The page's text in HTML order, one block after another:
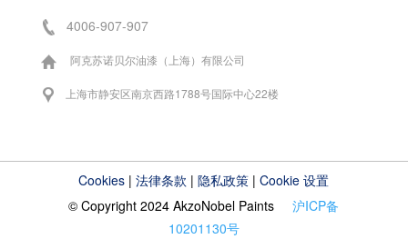
4006-907-907
阿克苏诺贝尔油漆（上海）有限公司
上海市静安区南京西路1788号国际中心22楼
Cookies |法律条款 |隐私政策 |Cookie 设置
© Copyright 2024 AkzoNobel Paints沪ICP备
10201130号